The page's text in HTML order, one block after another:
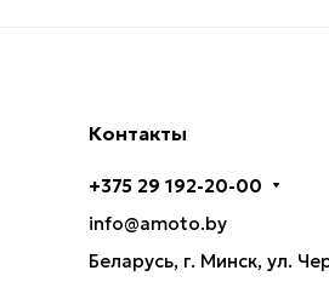
Контакты
+375 29 192-20-00
info@amoto.by
Беларусь, г. Минск, ул.